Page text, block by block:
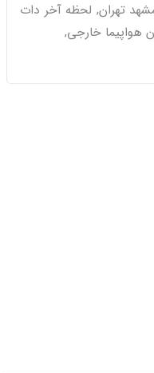
تهران, لحظه آخر دات
هواپیما خارجی,